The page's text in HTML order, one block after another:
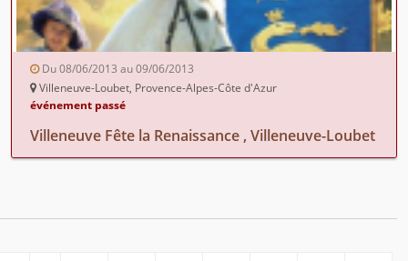
Du 08/06/2013 au 09/06/2013
Villeneuve-Loubet, Provence-Alpes-Côte d'Azur
événement passé
Villeneuve Fête la Renaissance , Villeneuve-Loubet